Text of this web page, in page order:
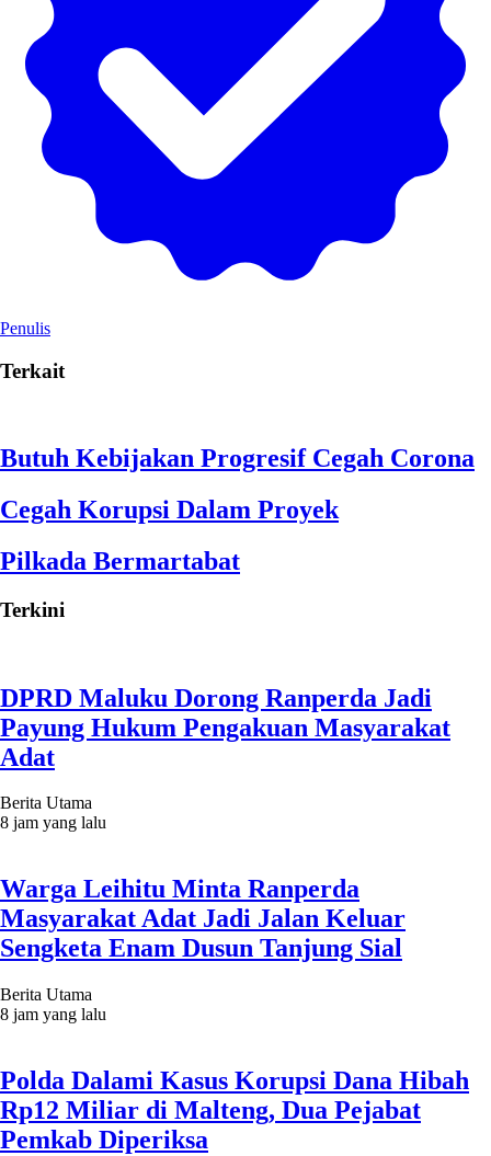
Penulis
Terkait
Butuh Kebijakan Progresif Cegah Corona
Cegah Korupsi Dalam Proyek
Pilkada Bermartabat
Terkini
DPRD Maluku Dorong Ranperda Jadi
Payung Hukum Pengakuan Masyarakat
Adat
Berita Utama
8 jam yang lalu
Warga Leihitu Minta Ranperda
Masyarakat Adat Jadi Jalan Keluar
Sengketa Enam Dusun Tanjung Sial
Berita Utama
8 jam yang lalu
Polda Dalami Kasus Korupsi Dana Hibah
Rp12 Miliar di Malteng, Dua Pejabat
Pemkab Diperiksa